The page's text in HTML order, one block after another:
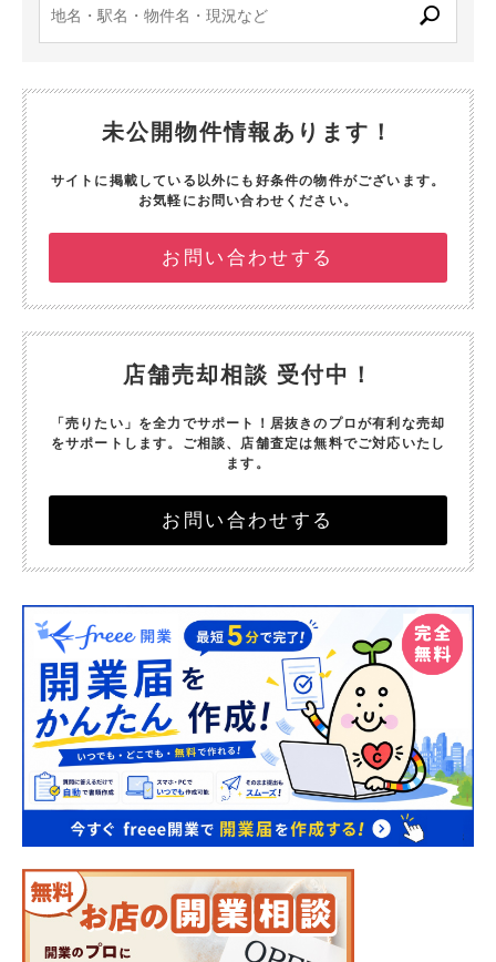
未公開物件情報あります！
サイトに掲載している以外にも好条件の物件がございます。
お気軽にお問い合わせください。
お問い合わせする
店舗売却相談 受付中！
「売りたい」を全力でサポート！ 居抜きのプロが有利な売却
をサポートします。 ご相談、店舗査定は無料でご対応いたし
ます。
お問い合わせする